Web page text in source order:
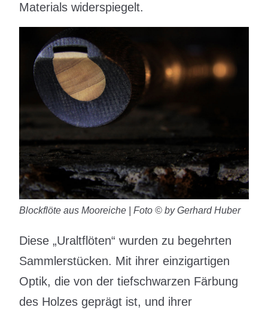
Materials widerspiegelt.
Blockflöte aus Mooreiche | Foto © by Gerhard Huber
Diese „Uraltflöten“ wurden zu begehrten
Sammlerstücken. Mit ihrer einzigartigen
Optik, die von der tiefschwarzen Färbung
des Holzes geprägt ist, und ihrer